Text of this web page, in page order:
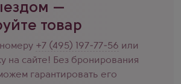
—
товар
+7 (495) 197-77-56 или
на сайте! Без бронирования
гарантировать его